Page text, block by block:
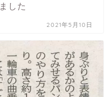
した
2021年5月10日